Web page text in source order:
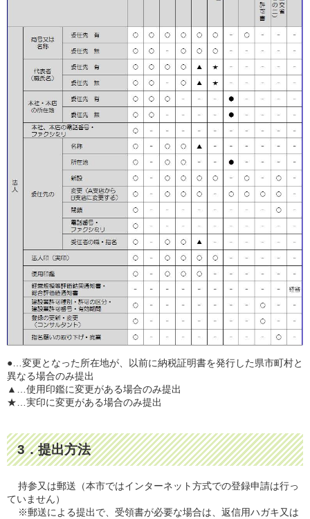
●…変更となった所在地が、以前に納税証明書を発行した県市町村と
異なる場合のみ提出
▲…使用印鑑に変更がある場合のみ提出
★…実印に変更がある場合のみ提出
3．提出方法
持参又は郵送（本市ではインターネット方式での登録申請は行っ
ていません）
※郵送による提出で、受領書が必要な場合は、返信用ハガキ又は